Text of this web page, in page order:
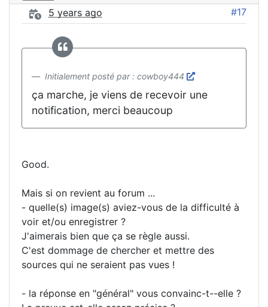
5 years ago #17
Initialement posté par : cowboy444
ça marche, je viens de recevoir une
notification, merci beaucoup
Good.
Mais si on revient au forum ...
- quelle(s) image(s) aviez-vous de la difficulté à
voir et/ou enregistrer ?
J'aimerais bien que ça se règle aussi.
C'est dommage de chercher et mettre des
sources qui ne seraient pas vues !
- la réponse en "général" vous convainc-t--elle ?